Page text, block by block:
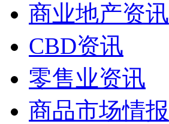
商业地产资讯
CBD资讯
零售业资讯
商品市场情报